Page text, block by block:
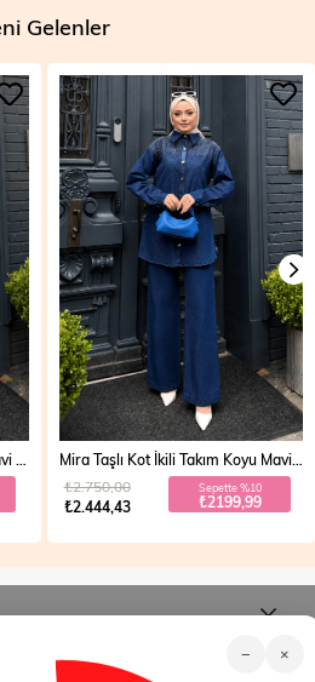
Gelenler
Mira Taşlı Kot İkili Takım Koyu Mavi 19286
₺2.444,43
₺2.750,00 Sepette %10
₺2199,99
− ×